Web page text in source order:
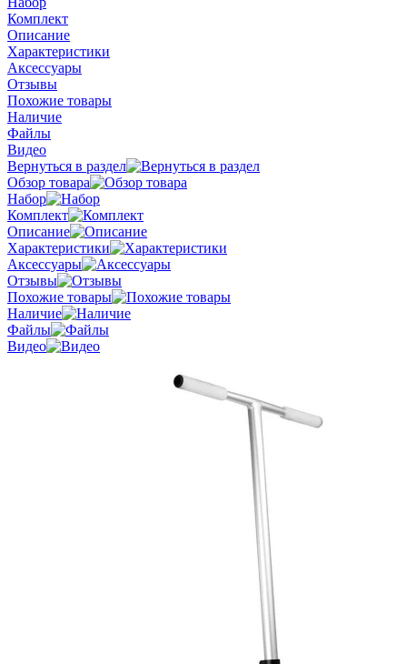
Комплект
Описание
Характеристики
Аксессуары
Отзывы
Похожие товары
Наличие
Файлы
Видео
Вернуться в раздел
Обзор товара
Набор
Комплект
Описание
Характеристики
Аксессуары
Отзывы
Похожие товары
Наличие
Файлы
Видео